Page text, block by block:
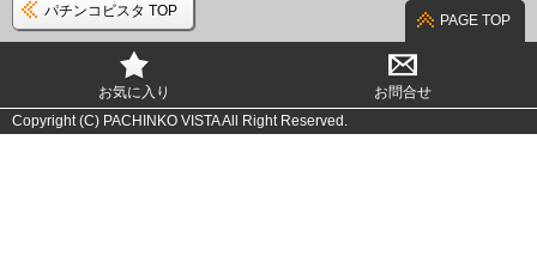
パチンコビスタ TOP
PAGE TOP
お気に入り
お問合せ
Copyright (C) PACHINKO VISTA All Right Reserved.